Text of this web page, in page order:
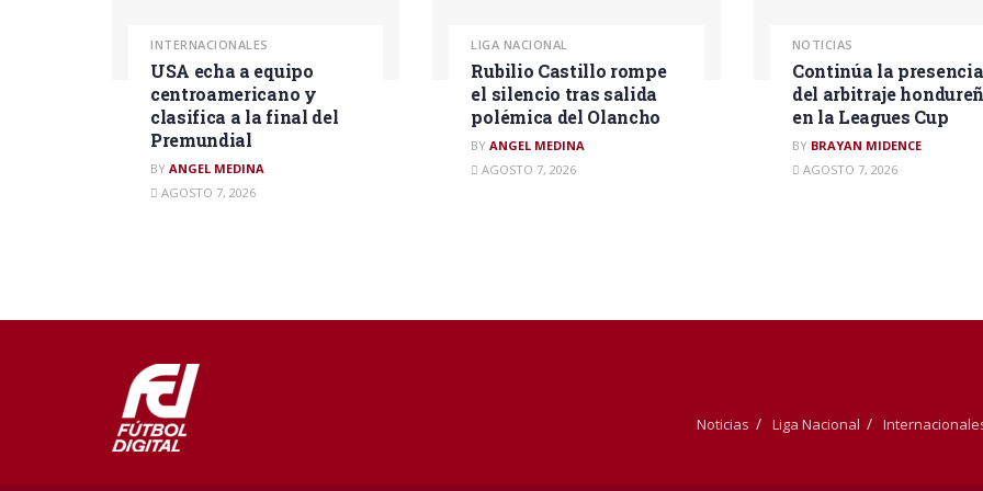
INTERNACIONALES
USA echa a equipo
centroamericano y
clasifica a la final del
Premundial
BY ANGEL MEDINA
AGOSTO 7, 2026
LIGA NACIONAL
Rubilio Castillo rompe
el silencio tras salida
polémica del Olancho
BY ANGEL MEDINA
AGOSTO 7, 2026
NOTICIAS
Continúa la presencia
del arbitraje
en la Leagues Cup
BY BRAYAN MIDENCE
AGOSTO 7, 2026
Noticias Liga Nacional